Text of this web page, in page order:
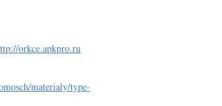
orkce.apkpro.ru
materialy/type-